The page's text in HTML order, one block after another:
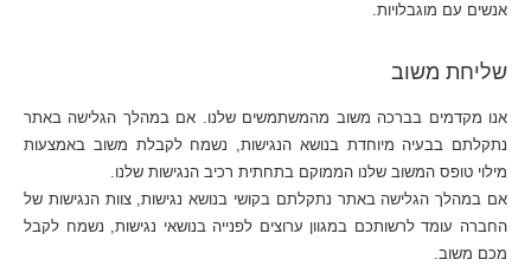
אנשים עם מוגבלויות.
שליחת משוב
אנו מקדמים בברכה משוב מהמשתמשים שלנו. אם במהלך הגלישה באתר
נתקלתם בבעיה מיוחדת בנושא הנגישות, נשמח לקבלת משוב באמצעות
מילוי טופס המשוב שלנו הממוקם בתחתית רכיב הנגישות שלנו.
אם במהלך הגלישה באתר נתקלתם בקושי בנושא נגישות, צוות הנגישות של
החברה עומד לרשותכם במגוון ערוצים לפנייה בנושאי נגישות, נשמח לקבל
מכם משוב.